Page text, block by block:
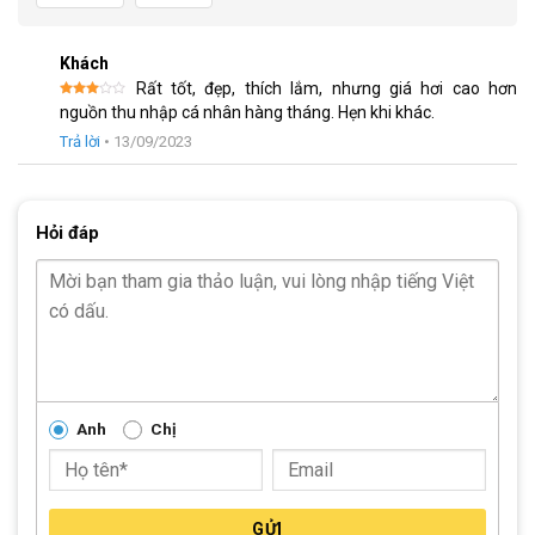
Tăng tốc sau
Đùi đĩa Prowheel
Líp sau
Hợp kim nhôm
Khối lượng thùng 15kg
Trọng lượng xe
Khách
Được
xếp
hạng
3 5
Rất tốt, đẹp, thích lắm, nhưng giá hơi cao hơn
nguồn thu nhập cá nhân hàng tháng. Hẹn khi khác.
Trả lời • 13/09/2023
Hỏi đáp
Anh Chị
GỬI